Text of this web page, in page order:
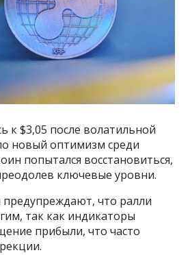
к $3,05 после волатильной
новый оптимизм среди
попытался восстановиться,
ключевые уровни.
что ралли
так как индикаторы
прибыли, что часто